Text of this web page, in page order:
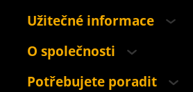
Užitečné informace
O společnosti
Potřebujete poradit